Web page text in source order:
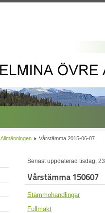
Allmänningen Vårstämma 2015-06-07
Senast uppdaterad tisdag,
Vårstämma 150607
Stämmohandlingar
Fullmakt